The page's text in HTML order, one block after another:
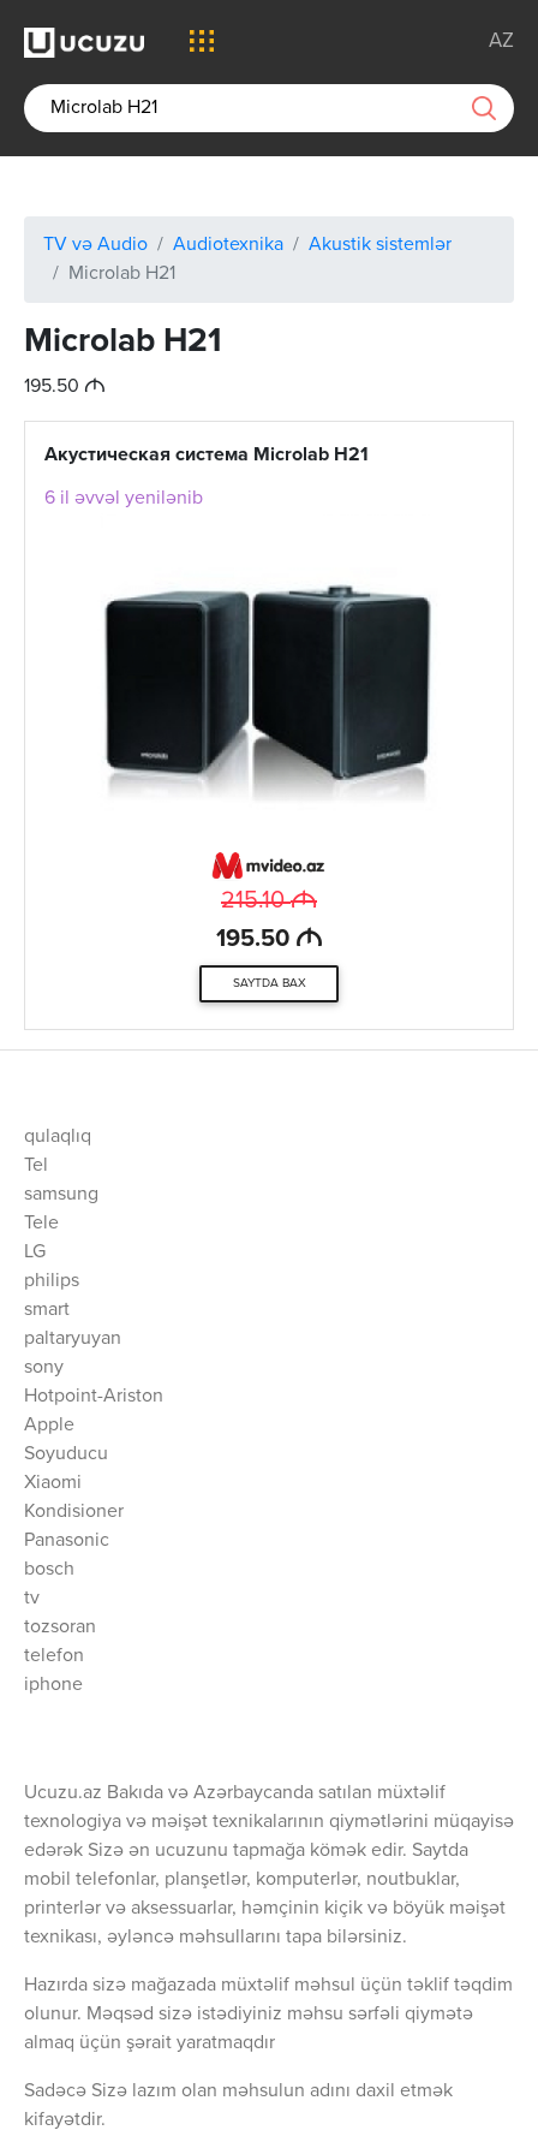
AZ
TV və Audio Audiotexnika
Akustik sistemlər
Microlab H21
Microlab H21
195.50 M
Акустическая система Microlab H21
6 il əvvəl yenilənib
215.10M
195.50 M
SAYTDA BAX
qulaqlıq
Tel
samsung
Tele
LG
philips
smart
paltaryuyan
sony
Hotpoint-Ariston
Apple
Soyuducu
Xiaomi
Kondisioner
Panasonic
bosch
tv
tozsoran
telefon
iphone
Ucuzu.az Bakıda və Azərbaycanda satılan müxtəlif
texnologiya və məişət texnikalarının qiymətlərini müqayisə
edərək Sizə ən ucuzunu tapmağa kömək edir. Saytda
mobil telefonlar, planşetlər, komputerlər, noutbuklar,
printerlər və aksessuarlar, həmçinin kiçik və böyük məişət
texnikası, əyləncə məhsullarını tapa bilərsiniz.
Hazırda sizə mağazada müxtəlif məhsul üçün təklif təqdim
olunur. Məqsəd sizə istədiyiniz məhsu sərfəli qiymətə
almaq üçün şərait yaratmaqdır
Sadəcə Sizə lazım olan məhsulun adını daxil etmək
kifayətdir.